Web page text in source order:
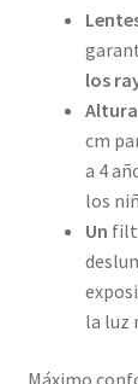
los
cm
a 4
los
Un
la luz
Máximo